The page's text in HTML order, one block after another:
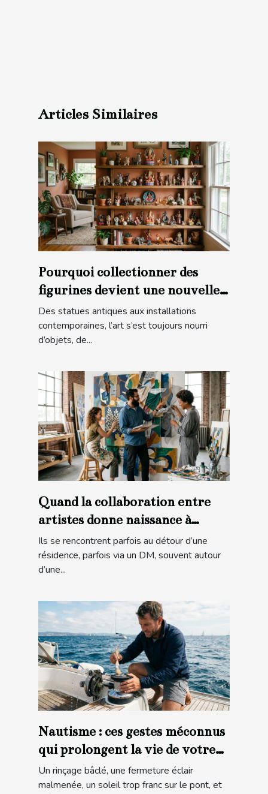
Articles Similaires
Pourquoi collectionner des
figurines devient une nouvelle
forme d’art
Des statues antiques aux installations
contemporaines, l’art s’est toujours nourri
d’objets, de...
Quand la collaboration entre
artistes donne naissance à
l’inattendu
Ils se rencontrent parfois au détour d’une
résidence, parfois via un DM, souvent autour
d’une...
Nautisme : ces gestes méconnus
qui prolongent la vie de votre
matériel en mer
Un rinçage bâclé, une fermeture éclair
malmenée, un soleil trop franc sur le pont, et